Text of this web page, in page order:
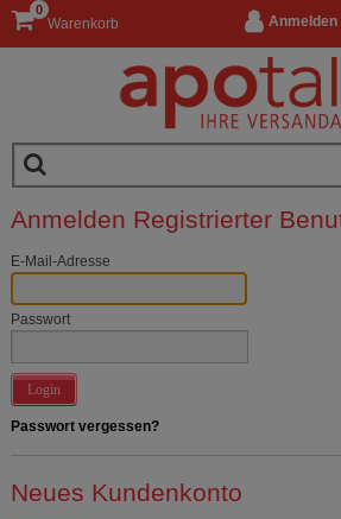
Anmelden
Warenkorb
0
Anmelden Registrierter
E-Mail-Adresse
Passwort
Login
Passwort vergessen?
Neues Kundenkonto